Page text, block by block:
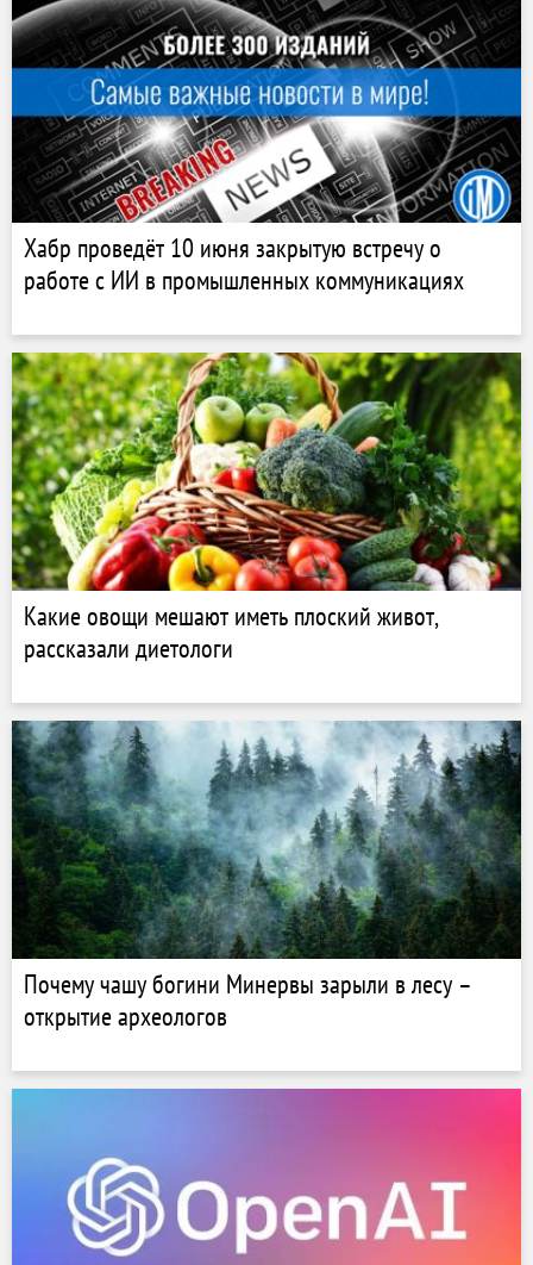
Хабр проведёт 10 июня закрытую встречу о
работе с ИИ в промышленных коммуникациях
Какие овощи мешают иметь плоский живот,
рассказали диетологи
Почему чашу богини Минервы зарыли в лесу –
открытие археологов